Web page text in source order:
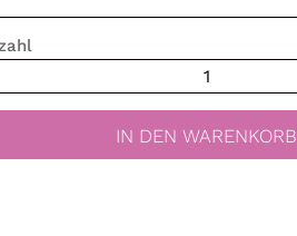
IN DEN WARENKORB